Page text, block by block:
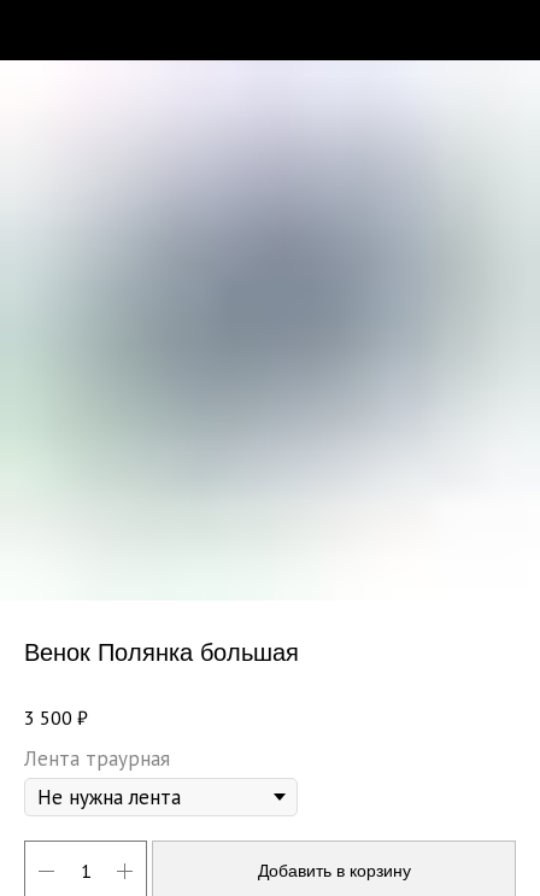
Венок Полянка большая
3 500 ₽
Лента траурная
Добавить в корзину